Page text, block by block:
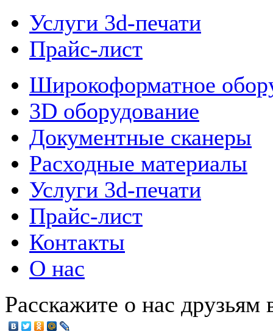
Услуги 3d-печати
Прайс-лист
Широкоформатное
3D оборудование
Документные сканеры
Расходные материалы
Услуги 3d-печати
Прайс-лист
Контакты
О нас
Расскажите о нас друзьям